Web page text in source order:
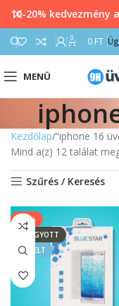
0 0 FT
MENÜ
Kezdőlap “iphone 16
Mind a(z) 12 találat
Szűrés / Keresés
-20%
ELFOGYOTT
KIEMELT
10-20% kedvezmény